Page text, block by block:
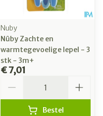
Nuby
Nûby Zachte en
warmtegevoelige lepel - 3
stk - 3m+
€ 7,01
Bestel